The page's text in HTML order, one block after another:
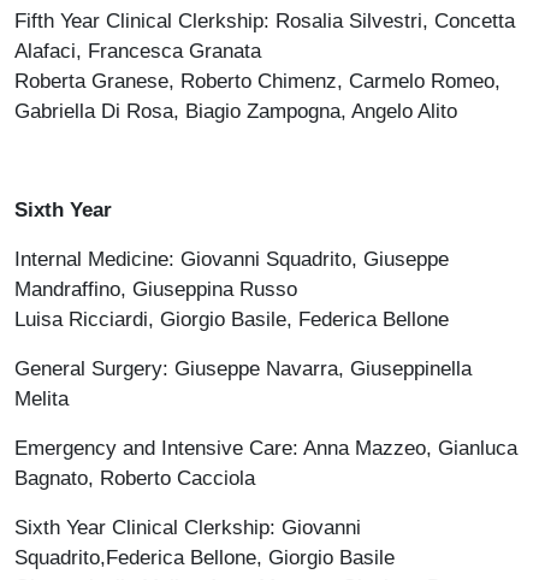
Fifth Year Clinical Clerkship: Rosalia Silvestri, Concetta
Alafaci, Francesca Granata
Roberta Granese, Roberto Chimenz, Carmelo Romeo,
Gabriella Di Rosa, Biagio Zampogna, Angelo Alito
Sixth Year
Internal Medicine: Giovanni Squadrito, Giuseppe
Mandraffino, Giuseppina Russo
Luisa Ricciardi, Giorgio Basile, Federica Bellone
General Surgery: Giuseppe Navarra, Giuseppinella
Melita
Emergency and Intensive Care: Anna Mazzeo, Gianluca
Bagnato, Roberto Cacciola
Sixth Year Clinical Clerkship: Giovanni
Squadrito,Federica Bellone, Giorgio Basile